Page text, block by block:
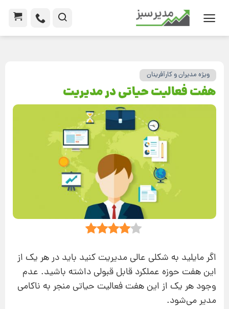
ویژه مدیران و کارآفرینان
هفت فعالیت حیاتی در مدیریت
اگر مایلید به شکلی عالی مدیریت کنید باید در هر یک از
این هفت حوزه عملکرد قابل قبولی داشته باشید. عدم
وجود هر یک از این هفت فعالیت حیاتی منجر به ناکامی
مدیر می‌شود.